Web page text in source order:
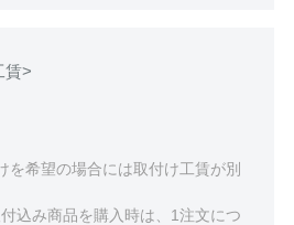
賃>
を希望の場合には取付け工賃が別
込み商品を購入時は、1注文につ